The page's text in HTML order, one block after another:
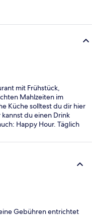
mit Frühstück,
Mahlzeiten im
Küche solltest du dir hier
du einen Drink
Happy Hour. Täglich
Gebühren entrichtet